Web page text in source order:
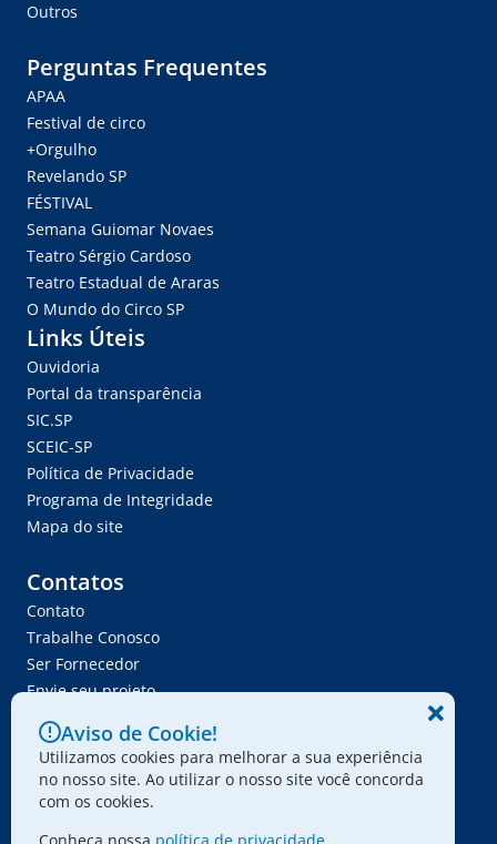
Outros
Perguntas Frequentes
APAA
Festival de circo
+Orgulho
Revelando SP
FÉSTIVAL
Semana Guiomar Novaes
Teatro Sérgio Cardoso
Teatro Estadual de Araras
O Mundo do Circo SP
Links Úteis
Ouvidoria
Portal da transparência
SIC.SP
SCEIC-SP
Política de Privacidade
Programa de Integridade
Mapa do site
Contatos
Contato
Trabalhe Conosco
Ser Fornecedor
Envie seu projeto
© 2024 - Associação Paulista dos Amigos da Arte
Aviso de Cookie!
Utilizamos cookies para melhorar a sua experiência
no nosso site. Ao utilizar o nosso site você concorda
com os cookies.
Conheça nossa política de privacidade